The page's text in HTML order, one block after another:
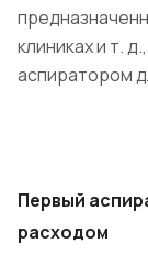
клиниках и т.
аспиратором
Первый
расходом